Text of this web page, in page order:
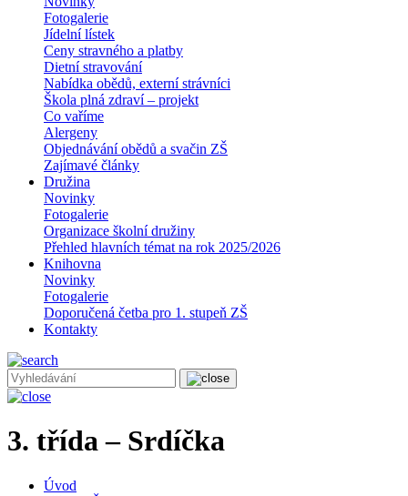
Fotogalerie
Jídelní lístek
Ceny stravného a platby
Dietní stravování
Nabídka obědů, externí strávníci
Škola plná zdraví – projekt
Co vaříme
Alergeny
Objednávání obědů a svačin ZŠ
Zajímavé články
Družina
Novinky
Fotogalerie
Organizace školní družiny
Přehled hlavních témat na rok 2025/2026
Knihovna
Novinky
Fotogalerie
Doporučená četba pro 1. stupeň ZŠ
Kontakty
3. třída – Srdíčka
Úvod